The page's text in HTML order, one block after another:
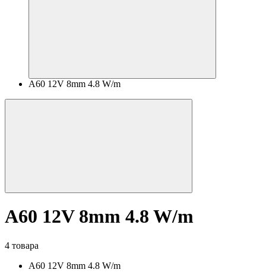
A60 12V 8mm 4.8 W/m
A60 12V 8mm 4.8 W/m
4 товара
A60 12V 8mm 4.8 W/m